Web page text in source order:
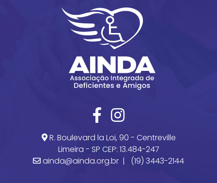
R. Boulevard la Loi, 90 - Centreville
Limeira - SP CEP: 13.484-247
ainda@ainda.org.br |
(19) 3443-2144